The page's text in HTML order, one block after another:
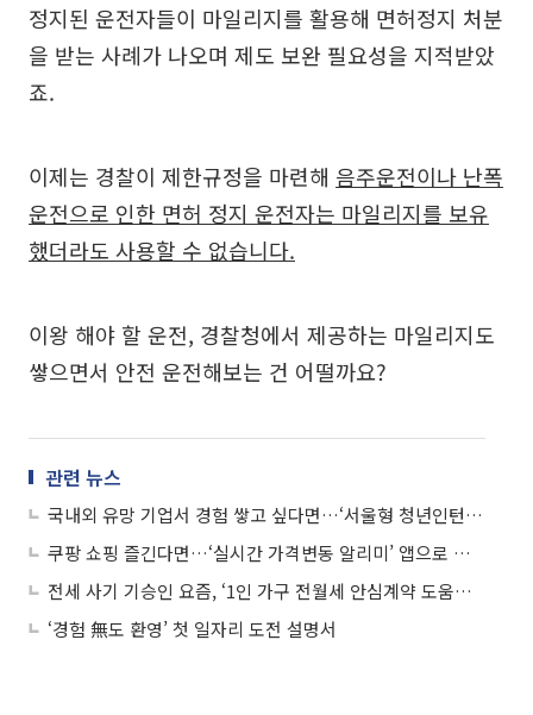
정지된 운전자들이 마일리지를 활용해 면허정지 처분
을 받는 사례가 나오며 제도 보완 필요성을 지적받았
죠.
이제는 경찰이 제한규정을 마련해 음주운전이나 난폭
운전으로 인한 면허 정지 운전자는 마일리지를 보유
했더라도 사용할 수 없습니다.
이왕 해야 할 운전, 경찰청에서 제공하는 마일리지도
쌓으면서 안전 운전해보는 건 어떨까요?
관련 뉴스
국내외 유망 기업서 경험 쌓고 싶다면…‘서울형 청년인턴 직무캠프’ 알아볼까
쿠팡 쇼핑 즐긴다면…‘실시간 가격변동 알리미’ 앱으로 알뜰 쇼핑 하세요
전세 사기 기승인 요즘, ‘1인 가구 전월세 안심계약 도움서비스’ 받으세요
‘경험 無도 환영’ 첫 일자리 도전 설명서